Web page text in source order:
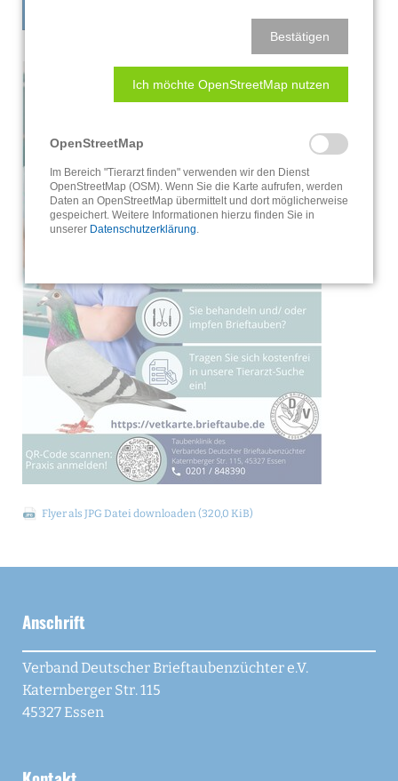
Flyer als JPG Datei downloaden(320,0 KiB)
Anschrift
Verband Deutscher Brieftaubenzüchter e.V.
Katernberger Str. 115
45327 Essen
Bestätigen
Ich möchte OpenStreetMap nutzen
OpenStreetMap
Im Bereich "Tierarzt finden" verwenden wir den Dienst
OpenStreetMap (OSM). Wenn Sie die Karte aufrufen, werden
Daten an OpenStreetMap übermittelt und dort möglicherweise
gespeichert. Weitere Informationen hierzu finden Sie in
unserer Datenschutzerklärung